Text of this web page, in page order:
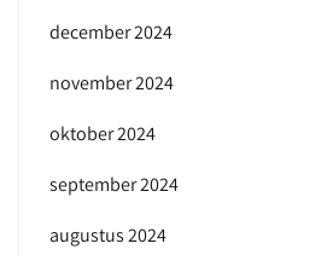
december 2024
november 2024
oktober 2024
september 2024
augustus 2024